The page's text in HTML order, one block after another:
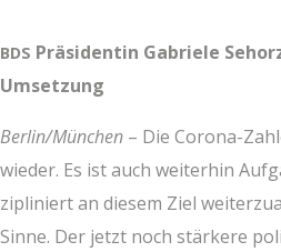
BDS Prä­si­den­tin Gabrie­le
Umsetzung
Berlin/München – Die Coro­na-
wie­der. Es ist auch wei­ter­hin
zi­pli­niert an die­sem Ziel
Sin­ne. Der jetzt noch stär­ke­re